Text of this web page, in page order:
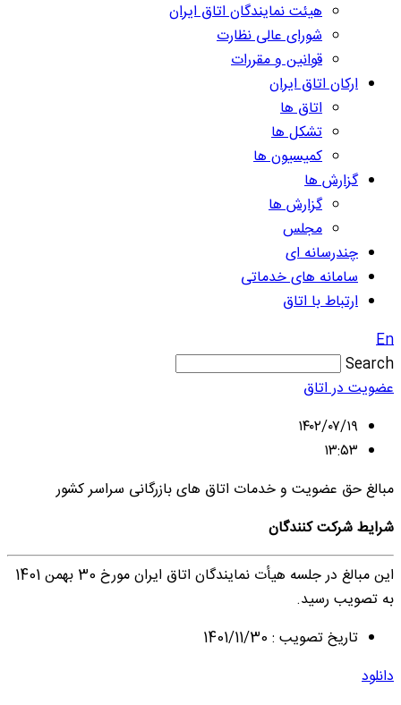
هیئت نمایندگان اتاق ایران
شورای عالی نظارت
قوانین و مقررات
ارکان اتاق ایران
اتاق ها
تشکل ها
کمیسیون ها
گزارش ها
گزارش ها
مجلس
چندرسانه ای
سامانه های خدماتی
ارتباط با اتاق
En
Search
عضویت در اتاق
۱۴۰۲/۰۷/۱۹
۱۳:۵۳
مبالغ حق عضویت و خدمات اتاق های بازرگانی سراسر کشور
شرایط شرکت کنندگان
این مبالغ در جلسه هیأت نمایندگان اتاق ایران مورخ 30 بهمن 1401
به تصویب رسید.
تاریخ تصویب : 1401/11/30
دانلود